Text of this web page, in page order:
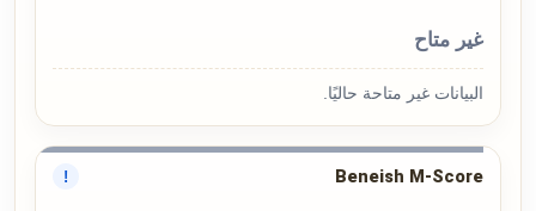
غير متاح
البيانات غير متاحة حاليًا.
Beneish M-Score
!